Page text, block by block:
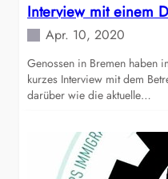
Interview mit einem
Apr. 10, 2020
Genossen in Bremen haben
kurzes Interview mit dem
darüber wie die aktuelle…